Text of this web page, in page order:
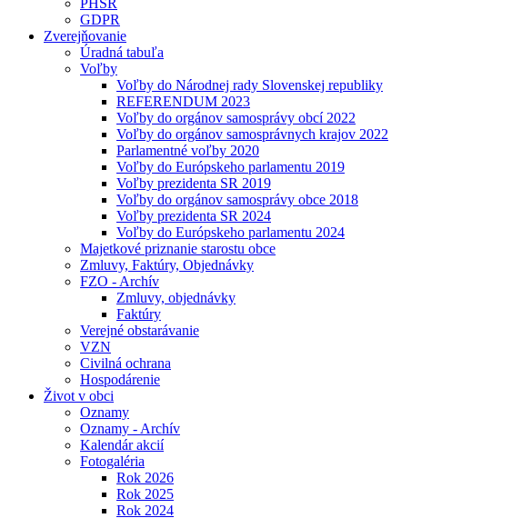
PHSR
GDPR
Zverejňovanie
Úradná tabuľa
Voľby
Voľby do Národnej rady Slovenskej republiky
REFERENDUM 2023
Voľby do orgánov samosprávy obcí 2022
Voľby do orgánov samosprávnych krajov 2022
Parlamentné voľby 2020
Voľby do Európskeho parlamentu 2019
Voľby prezidenta SR 2019
Voľby do orgánov samosprávy obce 2018
Voľby prezidenta SR 2024
Voľby do Európskeho parlamentu 2024
Majetkové priznanie starostu obce
Zmluvy, Faktúry, Objednávky
FZO - Archív
Zmluvy, objednávky
Faktúry
Verejné obstarávanie
VZN
Civilná ochrana
Hospodárenie
Život v obci
Oznamy
Oznamy - Archív
Kalendár akcií
Fotogaléria
Rok 2026
Rok 2025
Rok 2024